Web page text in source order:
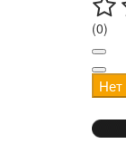
(0)
Нет